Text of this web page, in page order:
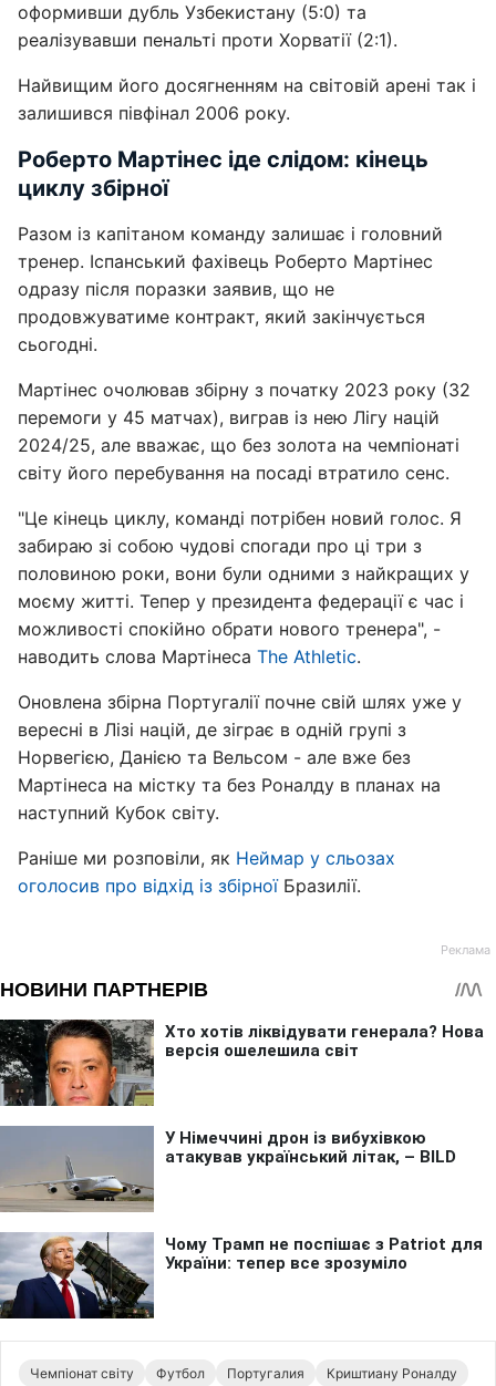
оформивши дубль Узбекистану (5:0) та
реалізувавши пенальті проти Хорватії (2:1).
Найвищим його досягненням на світовій арені так і
залишився півфінал 2006 року.
Роберто Мартінес іде слідом: кінець
циклу збірної
Разом із капітаном команду залишає і головний
тренер. Іспанський фахівець Роберто Мартінес
одразу після поразки заявив, що не
продовжуватиме контракт, який закінчується
сьогодні.
Мартінес очолював збірну з початку 2023 року (32
перемоги у 45 матчах), виграв із нею Лігу націй
2024/25, але вважає, що без золота на чемпіонаті
світу його перебування на посаді втратило сенс.
"Це кінець циклу, команді потрібен новий голос. Я
забираю зі собою чудові спогади про ці три з
половиною роки, вони були одними з найкращих у
моєму житті. Тепер у президента федерації є час і
можливості спокійно обрати нового тренера", -
наводить слова Мартінеса The Athletic.
Оновлена збірна Португалії почне свій шлях уже у
вересні в Лізі націй, де зіграє в одній групі з
Норвегією, Данією та Вельсом - але вже без
Мартінеса на містку та без Роналду в планах на
наступний Кубок світу.
Раніше ми розповіли, як Неймар у сльозах
оголосив про відхід із збірноїБразилії.
Чемпіонат світу Футбол Португалия Криштиану Роналду